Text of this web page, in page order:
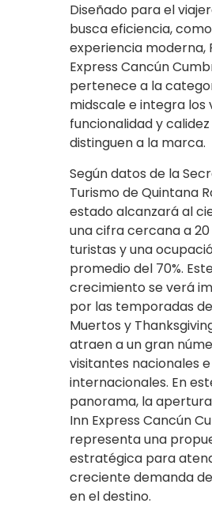
Diseñado para el
busca eficiencia,
experiencia moderna,
Express Cancún
pertenece a la
midscale e integra los
funcionalidad y
distinguen a la marca.
Según datos de la
Turismo de Quintana
estado alcanzará al
una cifra cercana a
turistas y una
promedio del 70%.
crecimiento se verá
por las temporadas
Muertos y
atraen a un gran
visitantes nacionales e
internacionales. En
panorama, la
Inn Express Cancún
representa una
estratégica para
creciente demanda
en el destino.